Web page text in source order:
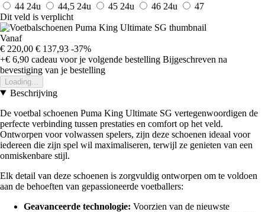
44 24u 44,5 24u 45 24u 46 24u
47
Dit veld is verplicht
Vanaf
€ 220,00 € 137,93 -37%
+€ 6,90 cadeau voor je volgende bestelling Bijgeschreven na
bevestiging van je bestelling
Loading...
Beschrijving
De voetbal schoenen Puma King Ultimate SG vertegenwoordigen de
perfecte verbinding tussen prestaties en comfort op het veld.
Ontworpen voor volwassen spelers, zijn deze schoenen ideaal voor
iedereen die zijn spel wil maximaliseren, terwijl ze genieten van een
onmiskenbare stijl.
Elk detail van deze schoenen is zorgvuldig ontworpen om te voldoen
aan de behoeften van gepassioneerde voetballers:
Geavanceerde technologie: Voorzien van de nieuwste